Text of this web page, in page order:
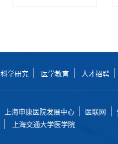
科学研究 医学教育 人才招聘
上海申康医院发展中心 医联网
上海交通大学医学院